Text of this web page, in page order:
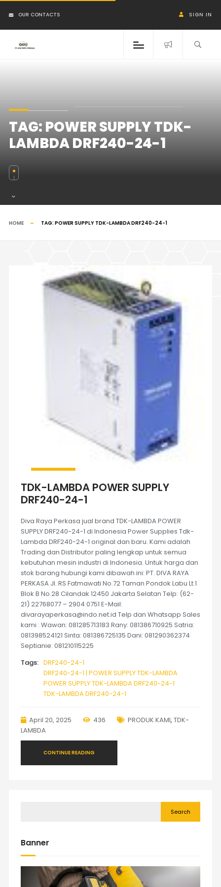
OUR CONTACTS SIGN IN
TAG: POWER SUPPLY TDK-
LAMBDA DRF240-24-1
HOME TAG: POWER SUPPLY TDK-LAMBDA DRF240-24-1
TDK-LAMBDA POWER SUPPLY
DRF240-24-1
Diva Raya Perkasa jual brand TDK-LAMBDA POWER
SUPPLY DRF240-24-1 di Indonesia Power Supplies Tdk-
Lambda DRF240-24-1 original dan baru. Kami adalah
Trading dan Distributor paling lengkap untuk semua
kebutuhan mesin industri di Indonesia. Untuk harga dan
stok barang hubungi kami dibawah ini: PT. DIVA RAYA
PERKASA Jl. RS Fatmawati No.72 Taman Pondok Labu Lt.1
Blok B No.28 Cilandak 12450 Jakarta Selatan Telp: (62-
21) 22768077 – 2904 0751 E-Mail:
divarayaperkasa@indo.net.id Telp dan Whatsapp Sales
kami : Wawan: 081285713183 Rany: 081386710925 Satria:
081398524121 Sinta: 081386725135 Dani: 081290362374
Septianie: 081210115225
Tags: DRF240-24-1
DRF240-24-1 | POWER SUPPLY TDK-LAMBDA
POWER SUPPLY TDK-LAMBDA DRF240-24-1
TDK-LAMBDA DRF240-24-1
April 20, 2025 436 PRODUK KAMI, TDK-
LAMBDA
CONTINUE READING
Search
Banner